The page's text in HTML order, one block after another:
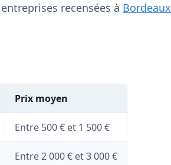
recensées à Bordeaux
Prix moyen
Entre 500 € et 1 500 €
Entre 2 000 € et 3 000 €